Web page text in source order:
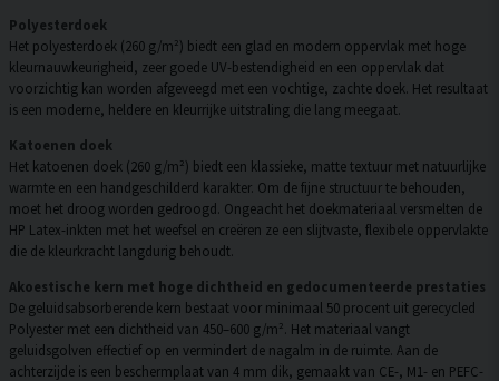
Polyesterdoek
Het polyesterdoek (260 g/m²) biedt een glad en modern oppervlak met hoge
kleurnauwkeurigheid, zeer goede UV-bestendigheid en een oppervlak dat
voorzichtig kan worden afgeveegd met een vochtige, zachte doek. Het resultaat
is een moderne, heldere en kleurrijke uitstraling die lang meegaat.
Katoenen doek
Het katoenen doek (260 g/m²) biedt een klassieke, matte textuur met natuurlijke
warmte en een handgeschilderd karakter. Om de fijne structuur te behouden,
moet het droog worden gedroogd. Ongeacht het doekmateriaal versmelten de
HP Latex-inkten met het weefsel en creëren ze een slijtvaste, flexibele oppervlakte
die de kleurkracht langdurig behoudt.
Akoestische kern met hoge dichtheid en gedocumenteerde prestaties
De geluidsabsorberende kern bestaat voor minimaal 50 procent uit gerecycled
Polyester met een dichtheid van 450–600 g/m². Het materiaal vangt
geluidsgolven effectief op en vermindert de nagalm in de ruimte. Aan de
achterzijde is een beschermplaat van 4 mm dik, gemaakt van CE-, M1- en PEFC-